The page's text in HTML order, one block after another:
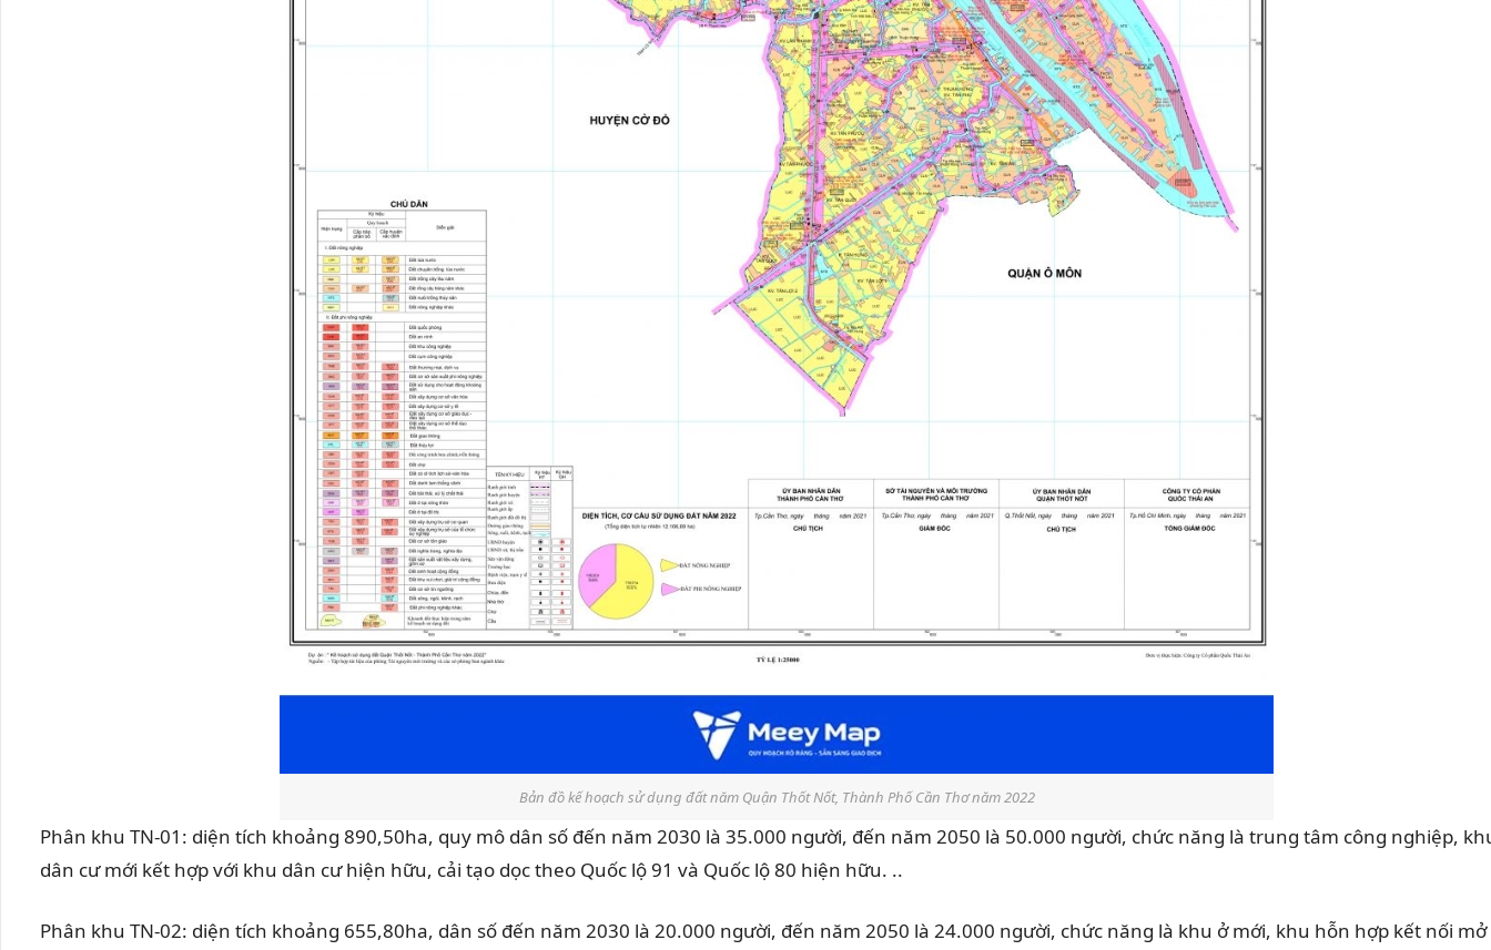
Bản đồ kế hoạch sử dụng đất năm Quận Thốt Nốt, Thành Phố Cần Thơ năm 2022
Phân khu TN-01: diện tích khoảng 890,50ha, quy mô dân số đến năm 2030 là 35.000 người, đến năm 2050 là 50.000 người, chức năng là trung tâm công nghiệp,
dân cư mới kết hợp với khu dân cư hiện hữu, cải tạo dọc theo Quốc lộ 91 và Quốc lộ 80 hiện hữu. ..
Phân khu TN-02: diện tích khoảng 655,80ha, dân số đến năm 2030 là 20.000 người, đến năm 2050 là 24.000 người, chức năng là khu ở mới, khu hỗn hợp kết nối mở